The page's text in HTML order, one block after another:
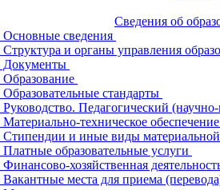
Сведения об
Основные сведения
Структура и органы управления
Документы
Образование
Образовательные стандарты
Руководство. Педагогический
Материально-техническое
Стипендии и иные виды
Платные образовательные услуги
Финансово-хозяйственная
Вакантные места для приема